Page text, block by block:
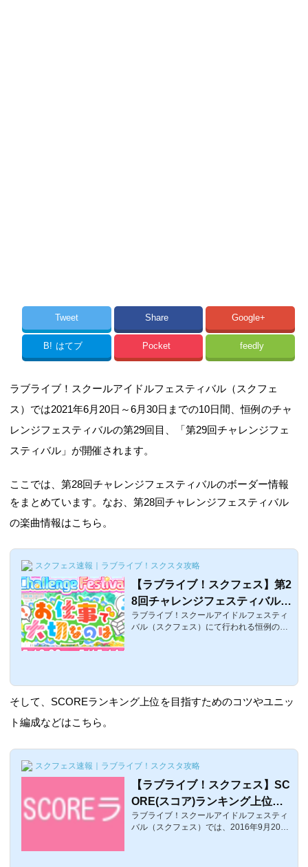
Tweet Share Google+
B! はてブ Pocket feedly
ラブライブ！スクールアイドルフェスティバル（スクフェ
ス）では2021年6月20日～6月30日までの10日間、恒例のチャ
レンジフェスティバルの第29回目、「第29回チャレンジフェ
スティバル」が開催されます。
ここでは、第28回チャレンジフェスティバルのボーダー情報
をまとめています。 なお、第28回チャレンジフェスティバル
の楽曲情報はこちら。
スクフェス速報｜ラブライブ！スクスタ攻略
【ラブライブ！スクフェス】第2
8回チャレンジフェスティバル
(チャレフェス)報酬と楽曲まと
め【μ’sイベント】
ラブライブ！スクールアイドルフェスティ
バル（スクフェス）にて行われる恒例の
びランダムで登場する楽曲をシャンシャン
しクリアすることでポイントが貰えて、ポ
イントに応じて報酬がもらえるというイベ
チャレンジフ...
そして、SCOREランキング上位を目指すためのコツやユニッ
ト編成などはこちら。
スクフェス速報｜ラブライブ！スクスタ攻略
【ラブライブ！スクフェス】SC
ORE(スコア)ランキング上位を
狙うためのSIS組み合わせ・編
成ハイスコア攻略
ラブライブ！スクールアイドルフェスティ
バル（スクフェス）では、2016年9月20日